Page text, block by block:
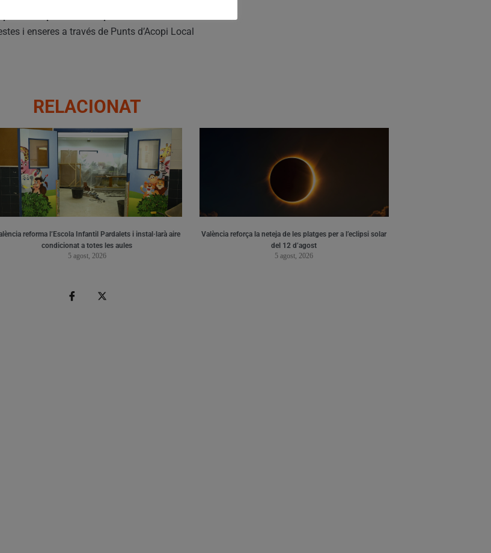
reparen 122 depuradores i
i enseres a través de Punts d’Acopi Local
RELACIONAT
reforma l’Escola Infantil Pardalets i instal·larà aire
condicionat a totes les aules
5 agost, 2026
València reforça la neteja de les platges per a l’eclipsi solar
del 12 d’agost
5 agost, 2026